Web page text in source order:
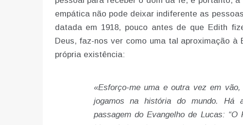
empática não pode deixar indiferente as
datada em 1918, pouco antes de que Edith
Deus, faz-nos ver como uma tal aproximação
própria existência:
«Esforço-me uma e outra vez em
jogamos na história do mundo. Há
passagem do Evangelho de Lucas: